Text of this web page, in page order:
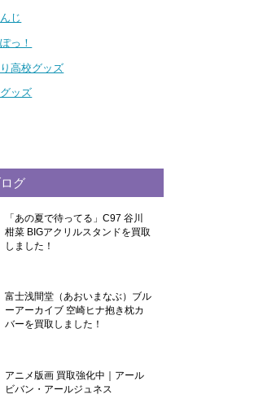
じ
っ！
高校グッズ
ッズ
グ
「あの夏で待ってる」C97 谷川
柑菜 BIGアクリルスタンドを買取
しました！
富士浅間堂（あおいまなぶ）ブル
ーアーカイブ 空崎ヒナ抱き枕カ
バーを買取しました！
アニメ版画 買取強化中｜アール
ビバン・アールジュネス